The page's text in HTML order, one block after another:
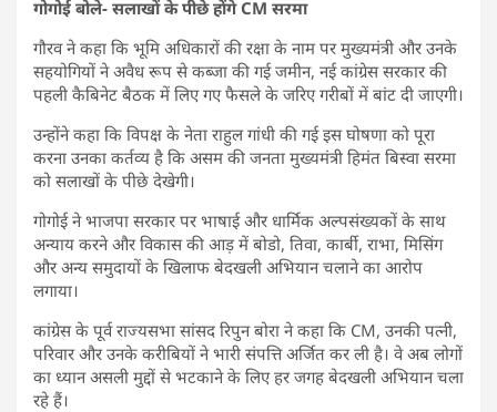
गोगोई बोले- सलाखों के पीछे होंगे CM सरमा
गौरव ने कहा कि भूमि अधिकारों की रक्षा के नाम पर मुख्यमंत्री और उनके
सहयोगियों ने अवैध रूप से कब्जा की गई जमीन, नई कांग्रेस सरकार की
पहली कैबिनेट बैठक में लिए गए फैसले के जरिए गरीबों में बांट दी जाएगी।
उन्होंने कहा कि विपक्ष के नेता राहुल गांधी की गई इस घोषणा को पूरा
करना उनका कर्तव्य है कि असम की जनता मुख्यमंत्री हिमंत बिस्वा सरमा
को सलाखों के पीछे देखेगी।
गोगोई ने भाजपा सरकार पर भाषाई और धार्मिक अल्पसंख्यकों के साथ
अन्याय करने और विकास की आड़ में बोडो, तिवा, कार्बी, राभा, मिसिंग
और अन्य समुदायों के खिलाफ बेदखली अभियान चलाने का आरोप
लगाया।
कांग्रेस के पूर्व राज्यसभा सांसद रिपुन बोरा ने कहा कि CM, उनकी पत्नी,
परिवार और उनके करीबियों ने भारी संपत्ति अर्जित कर ली है। वे अब लोगों
का ध्यान असली मुद्दों से भटकाने के लिए हर जगह बेदखली अभियान चला
रहे हैं।